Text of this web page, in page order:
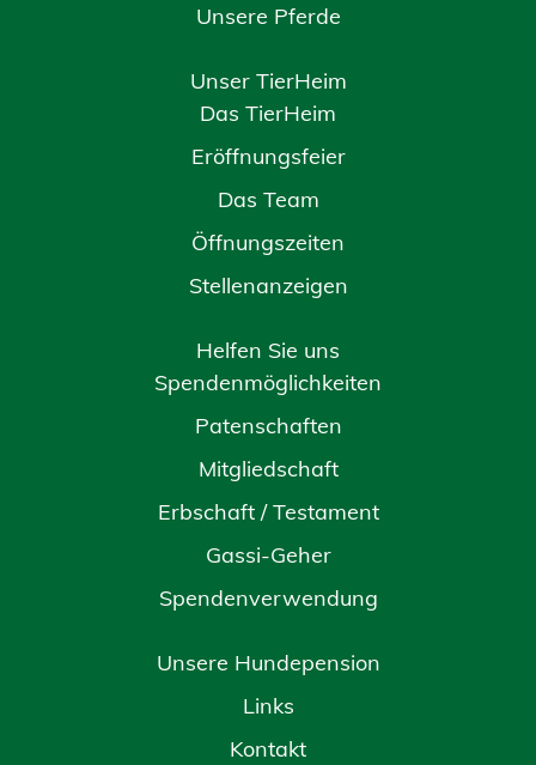
Unsere Pferde
Unser TierHeim
Das TierHeim
Eröffnungsfeier
Das Team
Öffnungszeiten
Stellenanzeigen
Helfen Sie uns
Spendenmöglichkeiten
Patenschaften
Mitgliedschaft
Erbschaft / Testament
Gassi-Geher
Spendenverwendung
Unsere Hundepension
Links
Kontakt